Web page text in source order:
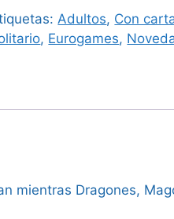
Adultos, Con
, Eurogames,
mientras Dragones,